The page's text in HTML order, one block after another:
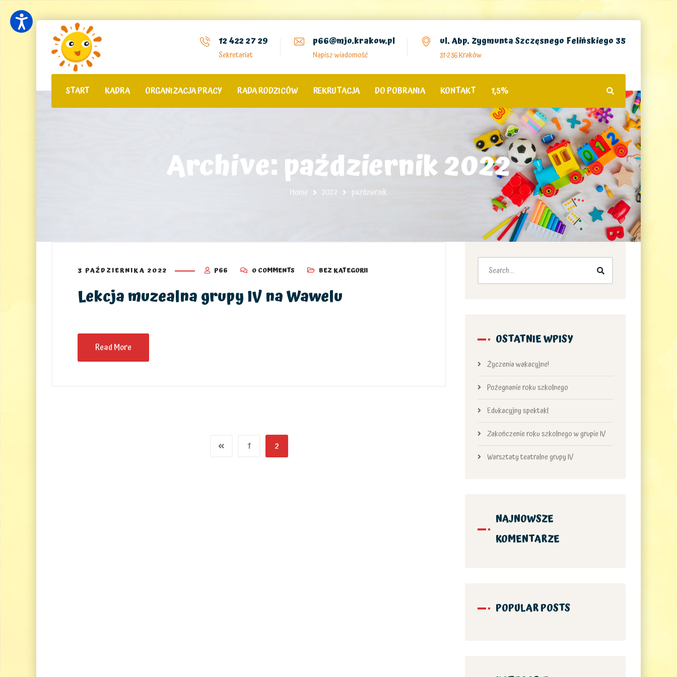
12 422 27 29
Sekretariat
p66@mjo.krakow.pl
Napisz wiadomość
ul. Abp. Zygmunta Szczęsnego Felińskiego 35
31-236 Kraków
START KADRA ORGANIZACJA PRACY RADA RODZICÓW REKRUTACJA DO POBRANIA KONTAKT 1,5%
Archive: październik 2022
Home 2022 październik
3 PAŹDZIERNIKA 2022 P66 0 COMMENTS BEZ KATEGORII
Lekcja muzealna grupy IV na Wawelu
Read More
1 2
OSTATNIE WPISY
Życzenia wakacyjne!
Pożegnanie roku szkolnego
Edukacyjny spektakl
Zakończenie roku szkolnego w grupie IV
Warsztaty teatralne grupy IV
NAJNOWSZE
KOMENTARZE
POPULAR POSTS